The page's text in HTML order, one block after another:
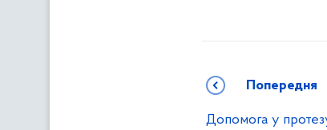
Попередня
Допомога у